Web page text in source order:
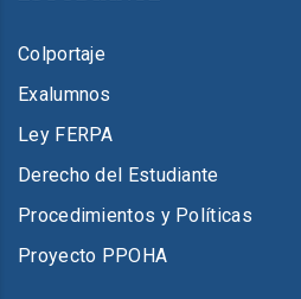
Colportaje
Exalumnos
Ley FERPA
Derecho del Estudiante
Procedimientos y Políticas
Proyecto PPOHA